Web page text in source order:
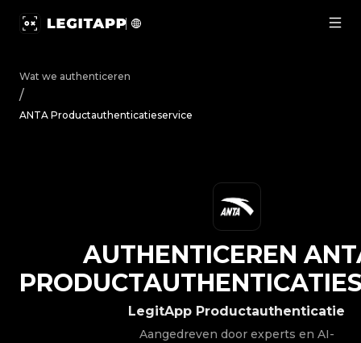
Wat we authenticeren
/
ANTA Productauthenticatieservice
LegitApp Productauthenticatie
Aangedreven door experts en AI-
AUTHENTICEREN